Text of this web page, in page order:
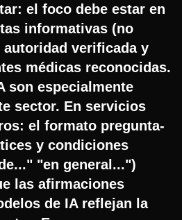
el foco debe estar en
informativas (no
verificada y
médicas reconocidas.
son especialmente
sector. En servicios
el formato pregunta-
y condiciones
"en general...")
las afirmaciones
de IA reflejan la